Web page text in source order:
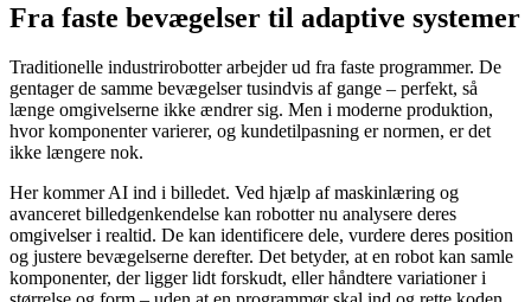
Fra faste bevægelser til adaptive systemer
Traditionelle industrirobotter arbejder ud fra faste programmer. De
gentager de samme bevægelser tusindvis af gange – perfekt, så
længe omgivelserne ikke ændrer sig. Men i moderne produktion,
hvor komponenter varierer, og kundetilpasning er normen, er det
ikke længere nok.
Her kommer AI ind i billedet. Ved hjælp af maskinlæring og
avanceret billedgenkendelse kan robotter nu analysere deres
omgivelser i realtid. De kan identificere dele, vurdere deres position
og justere bevægelserne derefter. Det betyder, at en robot kan samle
komponenter, der ligger lidt forskudt, eller håndtere variationer i